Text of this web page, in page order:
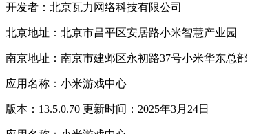
开发者：北京瓦力网络科技有限公司
北京地址：北京市昌平区安居路小米智慧产业园
南京地址：南京市建邺区永初路37号小米华东总部
应用名称：小米游戏中心
版本：13.5.0.70 更新时间：2025年3月24日